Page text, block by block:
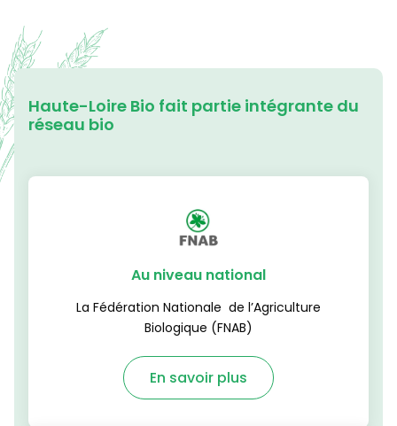
Haute-Loire Bio fait partie intégrante du
réseau bio
Au niveau national
La Fédération Nationale de l’Agriculture
Biologique (FNAB)
En savoir plus